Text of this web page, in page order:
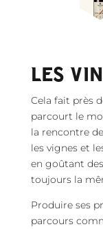
LES
Cela fait près
parcourt le
la rencontre
les vignes et
en goûtant des
toujours la
Produire ses
parcours